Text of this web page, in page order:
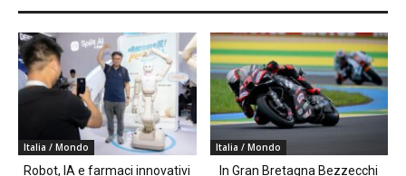
Italia / Mondo
Robot, IA e farmaci innovativi
Italia / Mondo
In Gran Bretagna Bezzecchi